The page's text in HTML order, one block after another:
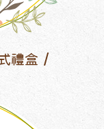
禮盒